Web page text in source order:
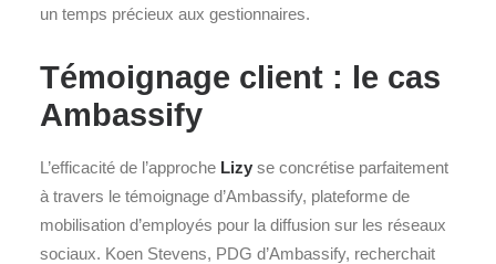
un temps précieux aux gestionnaires.
Témoignage client : le cas
Ambassify
L’efficacité de l’approche Lizy se concrétise parfaitement
à travers le témoignage d’Ambassify, plateforme de
mobilisation d’employés pour la diffusion sur les réseaux
sociaux. Koen Stevens, PDG d’Ambassify, recherchait